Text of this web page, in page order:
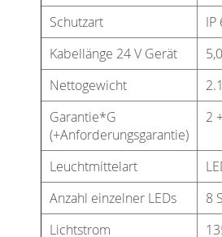
Schutzart
IP
Kabellänge 24 V Gerät
Nettogewicht
Garantie*G
(+Anforderungsgarantie)
2
Leuchtmittelart
Anzahl einzelner LEDs
8
Lichtstrom